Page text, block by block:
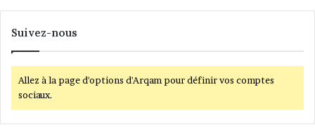
Suivez-nous
Allez à la page d'options d'Arqam pour définir vos comptes
sociaux.